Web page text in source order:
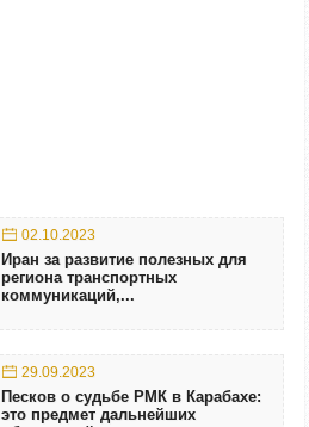
02.10.2023
Иран за развитие полезных для
региона транспортных
коммуникаций,...
29.09.2023
Песков о судьбе РМК в Карабахе:
это предмет дальнейших